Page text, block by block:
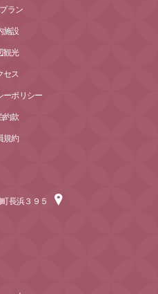
ラン
施設
観光
セス
ーポリシー
約款
規約
長浜３９５